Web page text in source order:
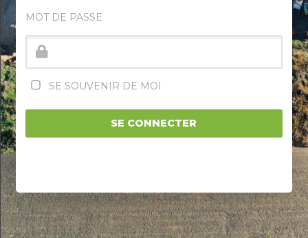
MOT DE PASSE
SE SOUVENIR DE MOI